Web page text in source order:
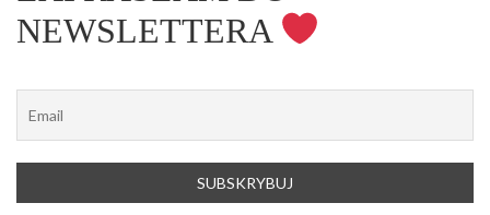
NEWSLETTERA